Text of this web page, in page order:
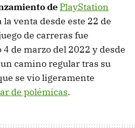
de PlayStation
la venta desde este 22 de
de carreras fue
de marzo del 2022 y desde
camino regular tras su
se vio ligeramente
de polémicas.